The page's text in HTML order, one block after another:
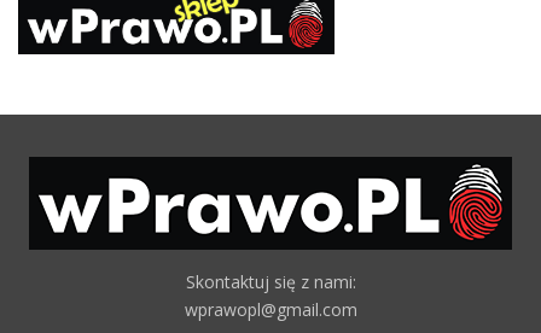
Skontaktuj się z nami:
wprawopl@gmail.com